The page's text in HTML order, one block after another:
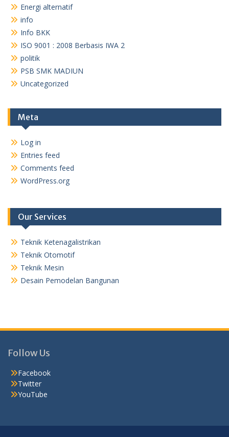
Energi alternatif
info
Info BKK
ISO 9001 : 2008 Berbasis IWA 2
politik
PSB SMK MADIUN
Uncategorized
Meta
Log in
Entries feed
Comments feed
WordPress.org
Our Services
Teknik Ketenagalistrikan
Teknik Otomotif
Teknik Mesin
Desain Pemodelan Bangunan
Follow Us
Facebook
Twitter
YouTube